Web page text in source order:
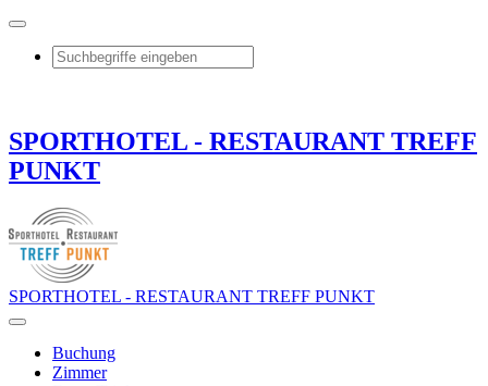
SPORTHOTEL - RESTAURANT TREFF
PUNKT
SPORTHOTEL - RESTAURANT TREFF PUNKT
Buchung
Zimmer